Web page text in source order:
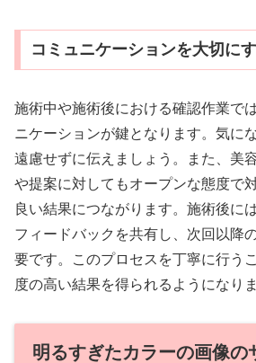
コミュニケーションを大切に
施術中や施術後における確認作業で
ニケーションが鍵となります。気に
遠慮せずに伝えましょう。また、美
や提案に対してもオープンな態度で
良い結果につながります。施術後に
フィードバックを共有し、次回以降
要です。このプロセスを丁寧に行う
度の高い結果を得られるようになりま
明るすぎたカラーの画像の